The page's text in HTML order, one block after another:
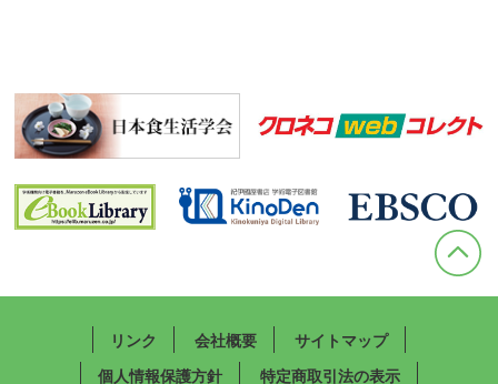
リンク 会社概要
サイトマップ
個人情報保護方針
特定商取引法の表示